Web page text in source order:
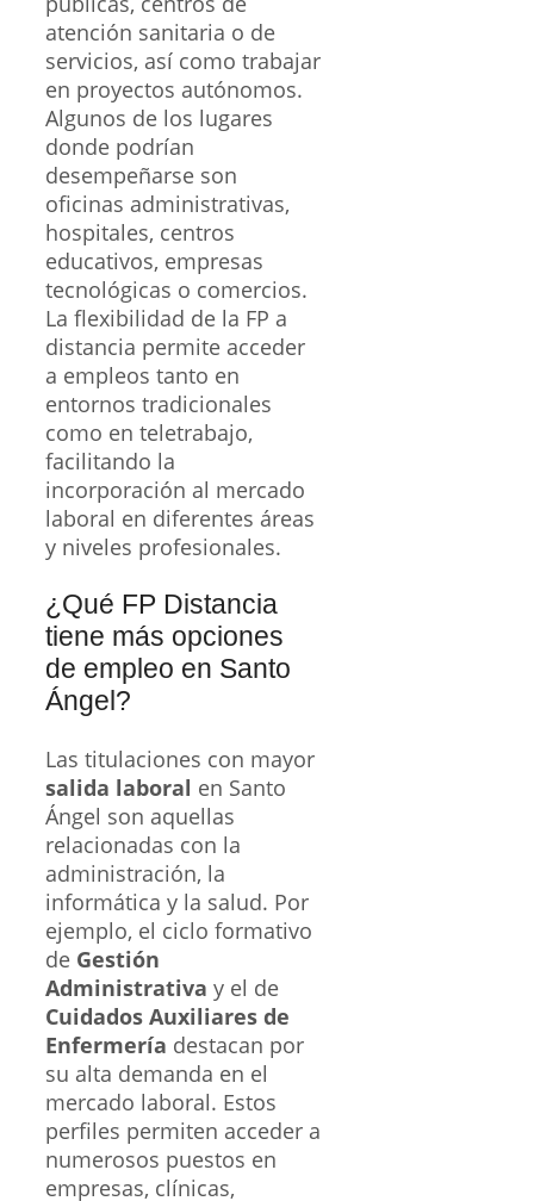
atención sanitaria o de
servicios, así como trabajar
en proyectos autónomos.
Algunos de los lugares
donde podrían
desempeñarse son
oficinas administrativas,
hospitales, centros
educativos, empresas
tecnológicas o comercios.
La flexibilidad de la FP a
distancia permite acceder
a empleos tanto en
entornos tradicionales
como en teletrabajo,
facilitando la
incorporación al mercado
laboral en diferentes áreas
y niveles profesionales.
¿Qué FP Distancia
tiene más opciones
de empleo en Santo
Ángel?
Las titulaciones con mayor
salida laboral en Santo
Ángel son aquellas
relacionadas con la
administración, la
informática y la salud. Por
ejemplo, el ciclo formativo
de Gestión
Administrativa y el de
Cuidados Auxiliares de
Enfermería destacan por
su alta demanda en el
mercado laboral. Estos
perfiles permiten acceder a
numerosos puestos en
empresas, clínicas,